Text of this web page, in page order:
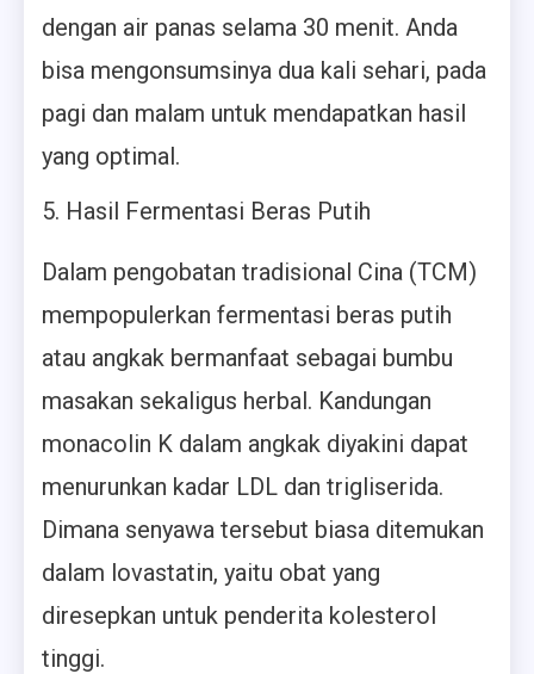
dengan air panas selama 30 menit. Anda
bisa mengonsumsinya dua kali sehari, pada
pagi dan malam untuk mendapatkan hasil
yang optimal.
Hasil Fermentasi Beras Putih
Dalam pengobatan tradisional Cina (TCM)
mempopulerkan fermentasi beras putih
atau angkak bermanfaat sebagai bumbu
masakan sekaligus herbal. Kandungan
monacolin K dalam angkak diyakini dapat
menurunkan kadar LDL dan trigliserida.
Dimana senyawa tersebut biasa ditemukan
dalam lovastatin, yaitu obat yang
diresepkan untuk penderita kolesterol
tinggi.